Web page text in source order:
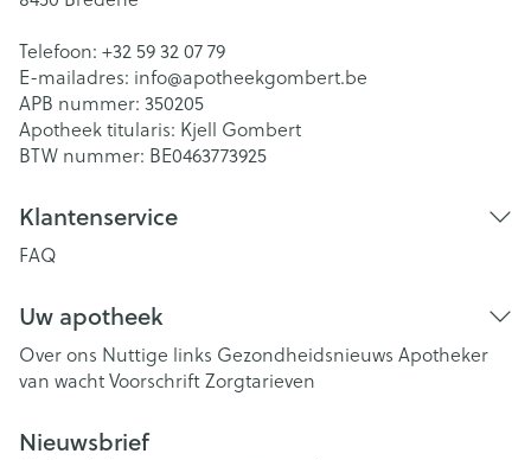
Telefoon: +32 59 32 07 79
E-mailadres: info@apotheekgombert.be
APB nummer: 350205
Apotheek titularis: Kjell Gombert
BTW nummer: BE0463773925
Klantenservice
FAQ
Uw apotheek
Over ons Nuttige links Gezondheidsnieuws Apotheker
van wachtVoorschriftZorgtarieven
Nieuwsbrief